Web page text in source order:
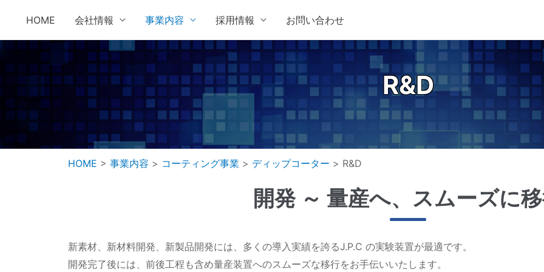
HOME 会社情報 事業内容 採用情報 お問い合わせ
R&D
HOME > 事業内容 > コーティング事業 > ディップコーター > R&D
開発 ～ 量産へ、スムーズに
新素材、新材料開発、新製品開発には、多くの導入実績を誇るJ.P.C の実験装置が最適です。
開発完了後には、前後工程も含め量産装置へのスムーズな移行をお手伝いいたします。